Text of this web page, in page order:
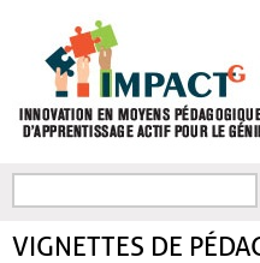
FORMULAIRE DE
VIGNETTES DE